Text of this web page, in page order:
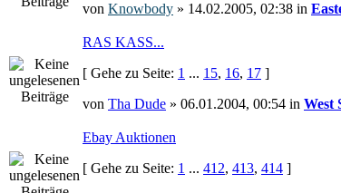
von Knowbody » 14.02.2005, 02:38 in
RAS KASS...
[ Gehe zu Seite: 1 ... 15, 16, 17 ]
von Tha Dude » 06.01.2004, 00:54 in West
Ebay Auktionen
[ Gehe zu Seite: 1 ... 412, 413, 414 ]